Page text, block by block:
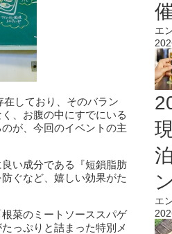
しており、そのバラン
、お腹の中にすでにいる
が、今回のイベントの主
い成分である『短鎖脂肪
ぐなど、嬉しい効果がた
菜のミートソーススパゲ
っぷりと詰まった特別メ
エ
エ